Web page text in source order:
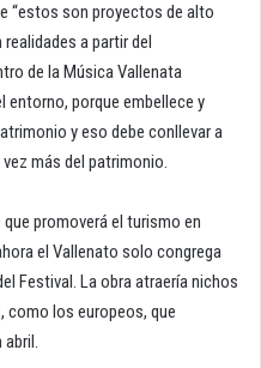
“estos son proyectos de alto
a partir del
de la Música Vallenata
porque embellece y
y eso debe conllevar a
más del patrimonio.
promoverá el turismo en
el Vallenato solo congrega
Festival. La obra atraería nichos
los europeos, que